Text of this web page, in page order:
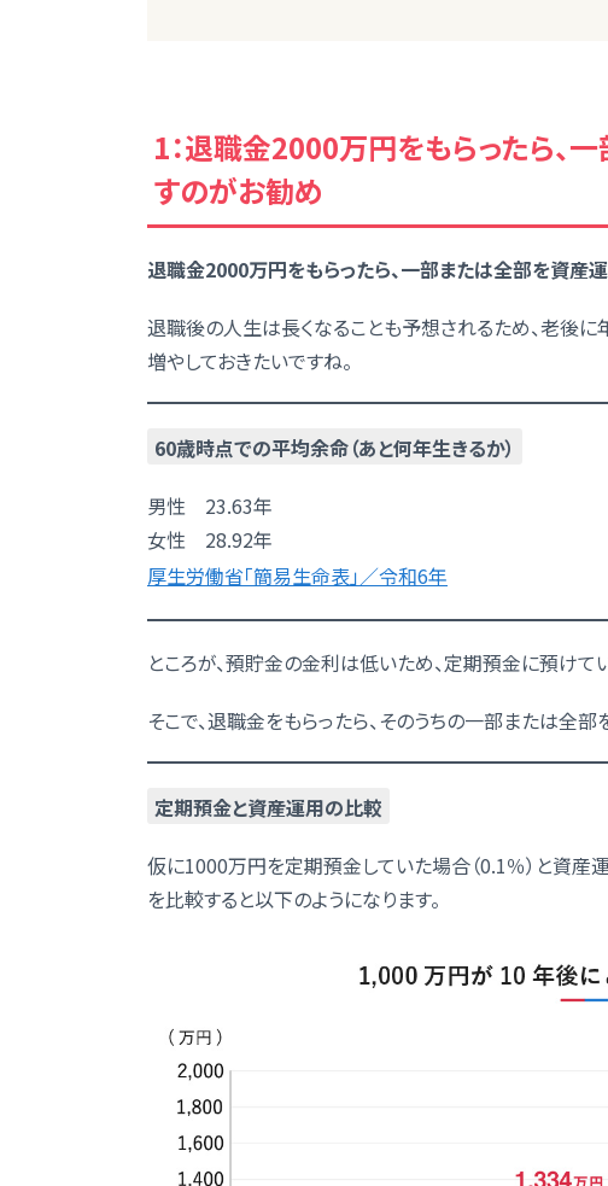
1：退職金2000万円をもらったら、
すのがお勧め
退職金2000万円をもらったら、一部または全部を資産運
退職後の人生は長くなることも予想されるため、老後に
増やしておきたいですね。
60歳時点での平均余命（あと何年生きるか）
男性 23.63年
女性 28.92年
厚生労働省「簡易生命表」／令和6年
ところが、預貯金の金利は低いため、定期預金に預けて
そこで、退職金をもらったら、そのうちの一部または全
定期預金と資産運用の比較
仮に1000万円を定期預金していた場合（0.1％）と資産
を比較すると以下のようになります。